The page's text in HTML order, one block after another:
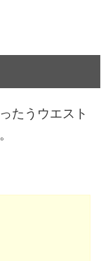
たうウエスト